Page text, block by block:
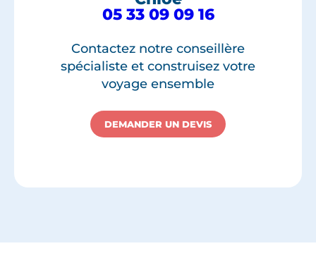
05 33 09 09 16
Contactez notre conseillère
spécialiste et construisez votre
voyage ensemble
DEMANDER UN DEVIS